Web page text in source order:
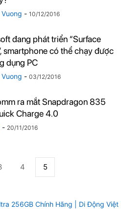
- 10/12/2016
đang phát triển “Surface
smartphone có thể chạy được
dụng PC
- 03/12/2016
ra mắt Snapdragon 835
Charge 4.0
- 20/11/2016
4 5